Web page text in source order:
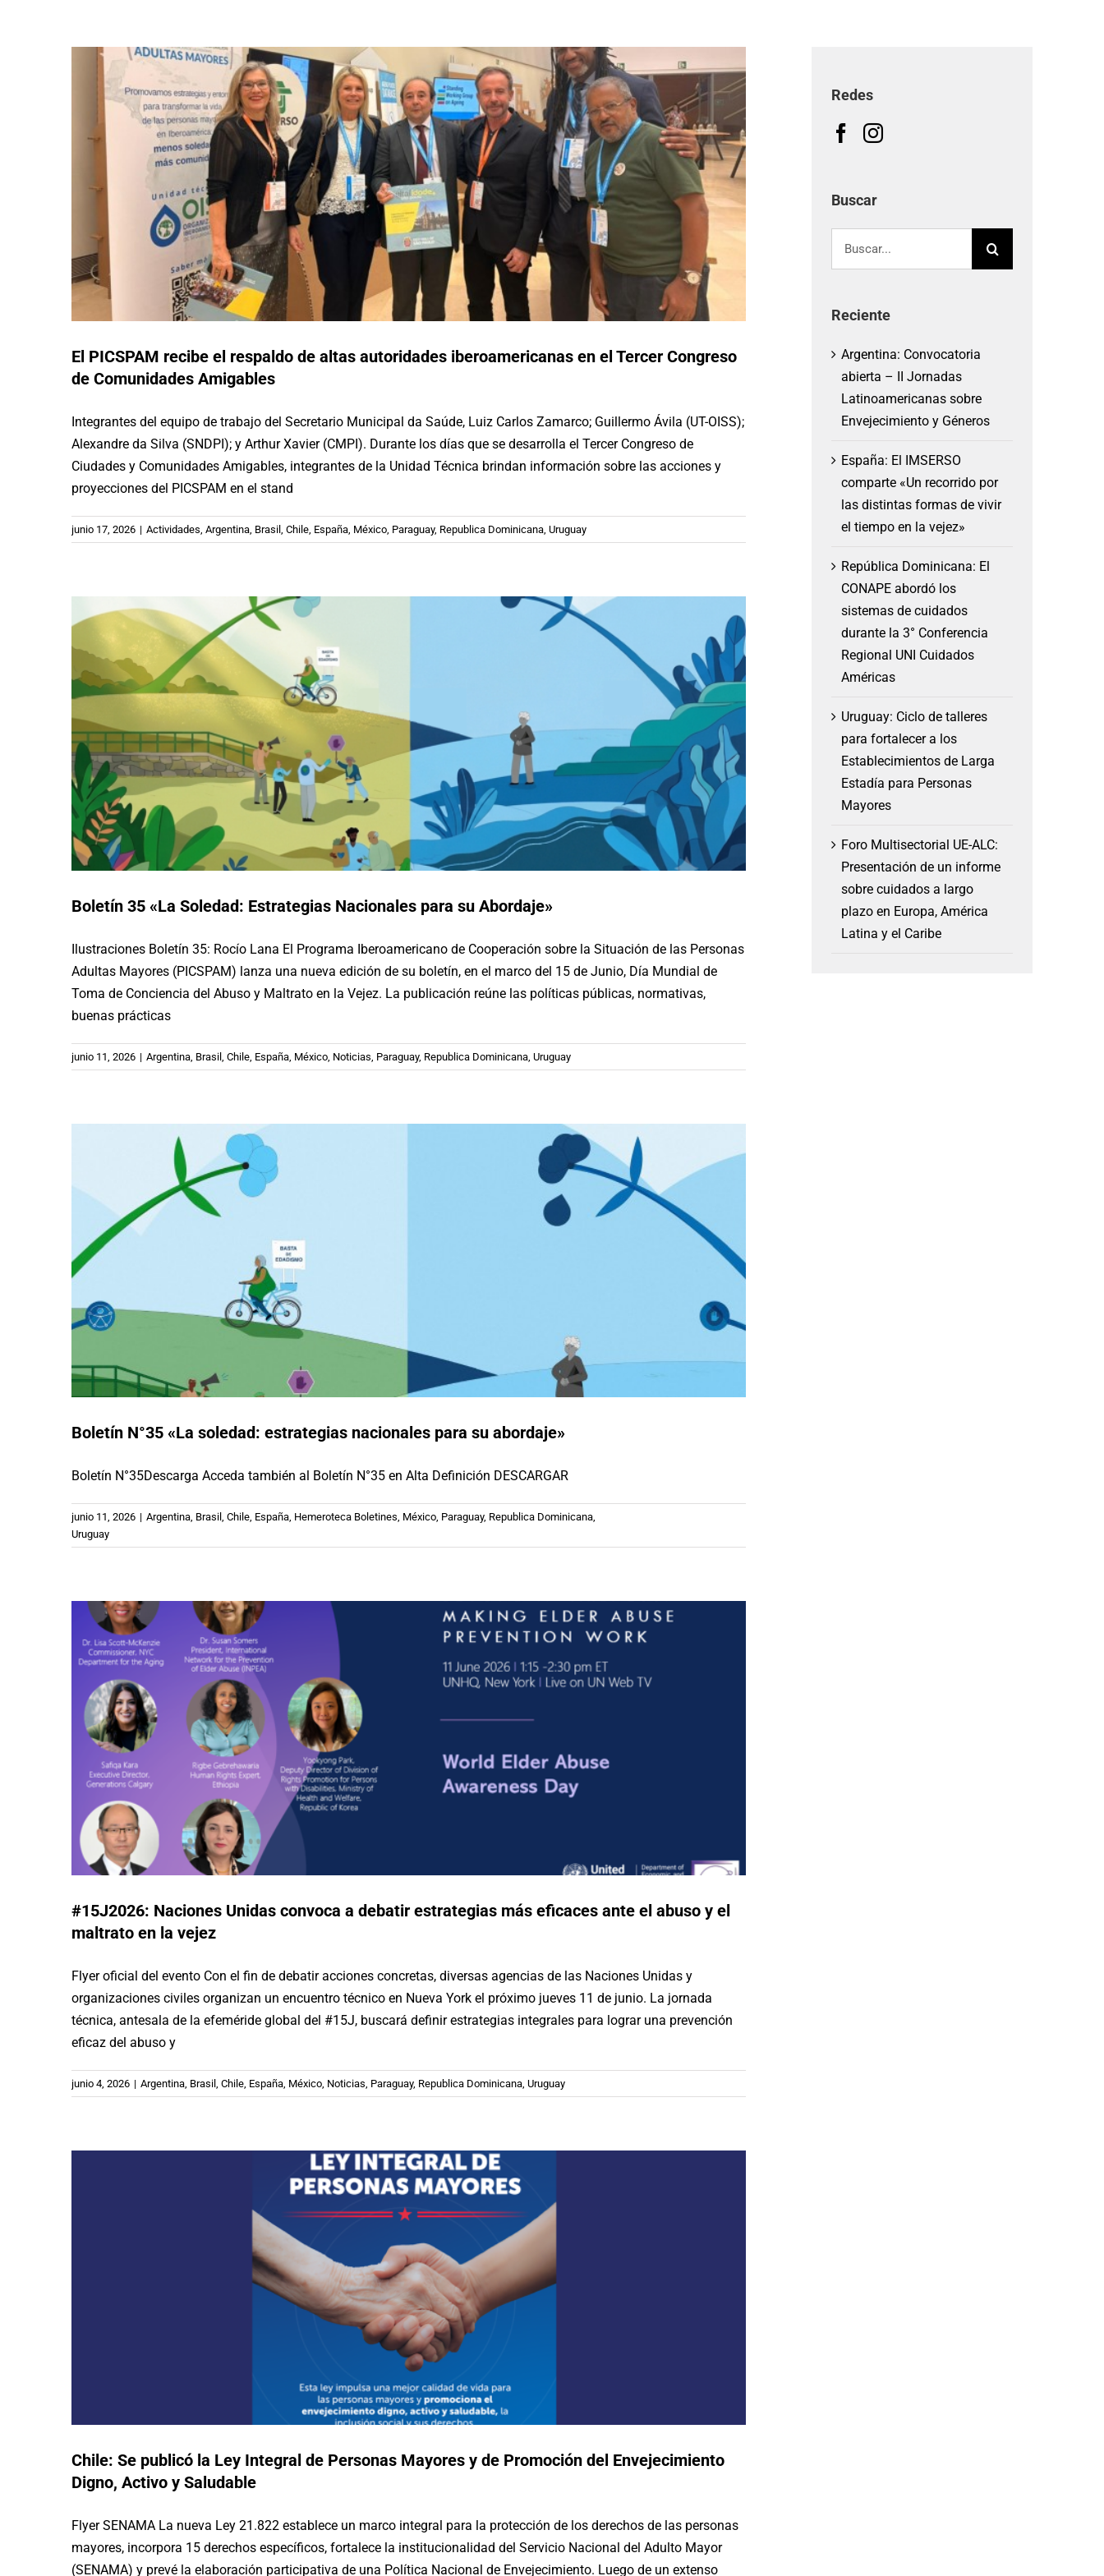
El PICSPAM recibe el respaldo de altas autoridades iberoamericanas en el Tercer Congreso
de Comunidades Amigables
Integrantes del equipo de trabajo del Secretario Municipal da Saúde, Luiz Carlos Zamarco; Guillermo Ávila (UT-OISS);
Alexandre da Silva (SNDPI); y Arthur Xavier (CMPI). Durante los días que se desarrolla el Tercer Congreso de
Ciudades y Comunidades Amigables, integrantes de la Unidad Técnica brindan información sobre las acciones y
proyecciones del PICSPAM en el stand
junio 17, 2026 | Actividades Argentina Brasil Chile España México Paraguay, Republica Dominicana Uruguay
Boletín 35 «La Soledad: Estrategias Nacionales para su Abordaje»
Argentina Brasil Chile
Boletín 35 «La Soledad: Estrategias Nacionales para su Abordaje»
Ilustraciones Boletín 35: Rocío Lana El Programa Iberoamericano de Cooperación sobre la Situación de las Personas
Adultas Mayores (PICSPAM) lanza una nueva edición de su boletín, en el marco del 15 de Junio, Día Mundial de
Toma de Conciencia del Abuso y Maltrato en la Vejez. La publicación reúne las políticas públicas, normativas,
buenas prácticas
junio 11, 2026 | Argentina Brasil Chile España México Noticias Paraguay, Republica Dominicana Uruguay
Boletín N°35 «La soledad: estrategias nacionales para su
abordaje»
Boletín N°35 «La soledad: estrategias nacionales para su abordaje»
Boletín N°35Descarga Acceda también al Boletín N°35 en Alta Definición DESCARGAR
junio 11, 2026 | Argentina, Brasil , Chile, España, Hemeroteca Boletines, México, Paraguay, Republica Dominicana,
Uruguay
eficaces ante el abuso y el maltrato en la vejez
Argentina Brasil Chile España México Noticias Paraguay Republica Dominicana Uruguay
#15J2026: Naciones Unidas convoca a debatir estrategias más eficaces ante el abuso y el
maltrato en la vejez
Flyer oficial del evento Con el fin de debatir acciones concretas, diversas agencias de las Naciones Unidas y
organizaciones civiles organizan un encuentro técnico en Nueva York el próximo jueves 11 de junio. La jornada
técnica, antesala de la efeméride global del #15J, buscará definir estrategias integrales para lograr una prevención
eficaz del abuso y
junio 4, 2026 | Argentina, Brasil , Chile, España, México, Noticias, Paraguay, Republica Dominicana, Uruguay
Chile: Se publicó la Ley Integral de Personas Mayores y de
Promoción del Envejecimiento Digno, Activo y Saludable
Chile: Se publicó la Ley Integral de Personas Mayores y de Promoción del Envejecimiento
Digno, Activo y Saludable
Flyer SENAMA La nueva Ley 21.822 establece un marco integral para la protección de los derechos de las personas
mayores, incorpora 15 derechos específicos, fortalece la institucionalidad del Servicio Nacional del Adulto Mayor
(SENAMA) y prevé la elaboración participativa de una Política Nacional de Envejecimiento. Luego de un extenso
Chile: El Ministerio de Desarrollo Social y Familia y la academia
Redes
Buscar
Reciente
Argentina: Convocatoria
abierta – II Jornadas
Latinoamericanas sobre
Envejecimiento y Géneros
España: El IMSERSO
comparte «Un recorrido por
las distintas formas de vivir
el tiempo en la vejez»
República Dominicana: El
CONAPE abordó los
sistemas de cuidados
durante la 3° Conferencia
Regional UNI Cuidados
Américas
Uruguay: Ciclo de talleres
para fortalecer a los
Establecimientos de Larga
Estadía para Personas
Mayores
Foro Multisectorial UE-ALC:
Presentación de un informe
sobre cuidados a largo
plazo en Europa, América
Latina y el Caribe